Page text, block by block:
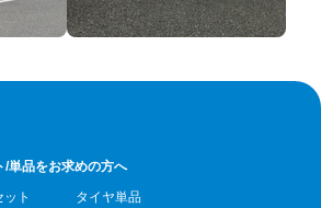
/単品をお求めの方へ
ト
タイヤ単品